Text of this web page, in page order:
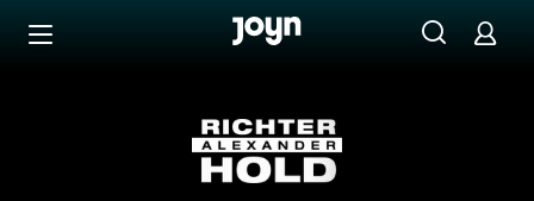
Zum Inhalt springen
Illegaler Wohltäter